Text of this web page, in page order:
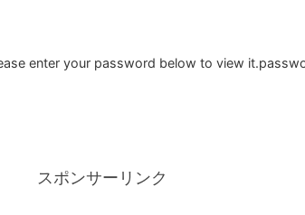
enter your password below to view
スポンサーリンク